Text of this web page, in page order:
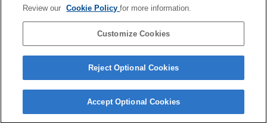
çarpıldığında 10 kat veya daha fazla olursa düzgün görüntülenemez.
Review our Cookie Policyfor more information.
Customize Cookies
Reject Optional Cookies
Accept Optional Cookies